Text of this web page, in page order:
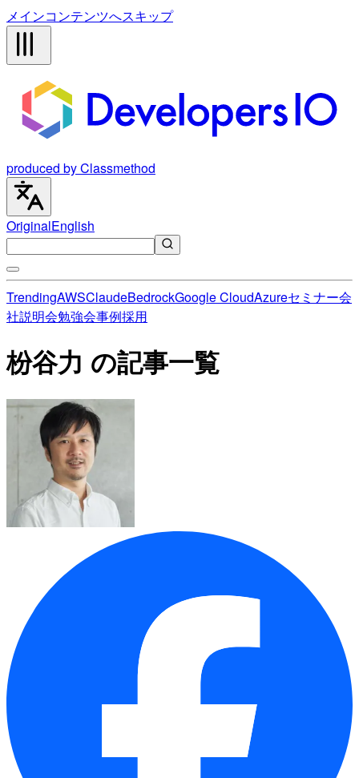
メインコンテンツへスキップ
produced by Classmethod
OriginalEnglish
TrendingAWSClaudeBedrockGoogle CloudAzureセミナー会
社説明会勉強会事例採用
枌谷力 の記事一覧